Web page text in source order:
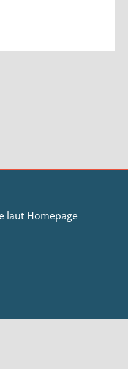
laut Homepage